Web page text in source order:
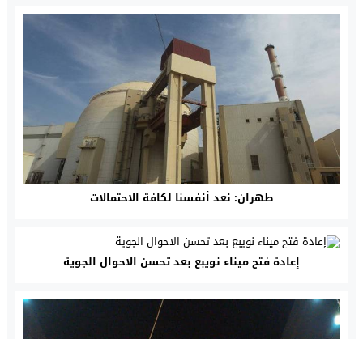
طهران: نعد أنفسنا لكافة الاحتمالات
إعادة فتح ميناء نويبع بعد تحسن الاحوال الجوية